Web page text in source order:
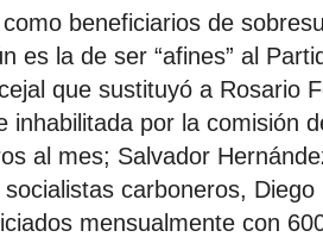
beneficiarios de
es la de ser “afines” al
que sustituyó a Rosario
inhabilitada por la comisión
al mes; Salvador
carboneros,
mensualmente con